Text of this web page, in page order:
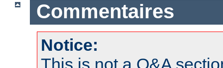
Commentaires
Notice:
This is not a Q&A